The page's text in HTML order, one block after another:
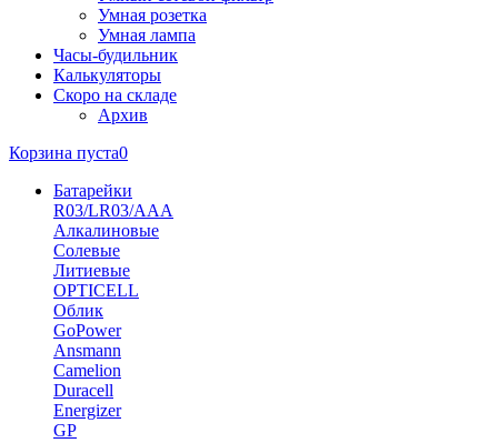
Умная розетка
Умная лампа
Часы-будильник
Калькуляторы
Скоро на складе
Архив
Корзина пуста0
Батарейки
R03/LR03/AAA
Алкалиновые
Солевые
Литиевые
OPTICELL
Облик
GoPower
Ansmann
Camelion
Duracell
Energizer
GP